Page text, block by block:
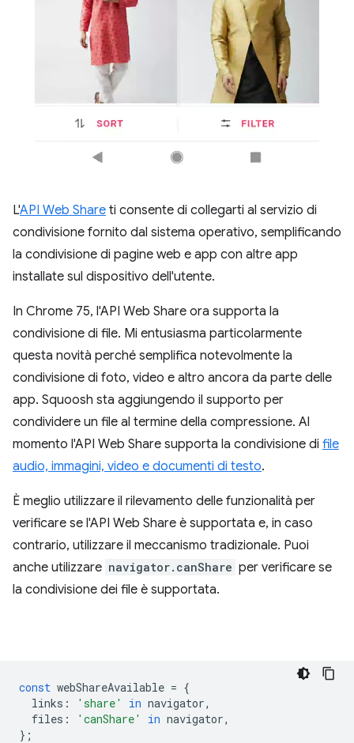
L'API Web Share ti consente di collegarti al servizio di
condivisione fornito dal sistema operativo, semplificando
la condivisione di pagine web e app con altre app
installate sul dispositivo dell'utente.
In Chrome 75, l'API Web Share ora supporta la
condivisione di file. Mi entusiasma particolarmente
questa novità perché semplifica notevolmente la
condivisione di foto, video e altro ancora da parte delle
app. Squoosh sta aggiungendo il supporto per
condividere un file al termine della compressione. Al
momento l'API Web Share supporta la condivisione di file
audio, immagini, video e documenti di testo.
È meglio utilizzare il rilevamento delle funzionalità per
verificare se l'API Web Share è supportata e, in caso
contrario, utilizzare il meccanismo tradizionale. Puoi
anche utilizzare navigator.canShare per verificare se
la condivisione dei file è supportata.
const webShareAvailable = {
links : 'share' in navigator,
files : 'canShare' in navigator,
};